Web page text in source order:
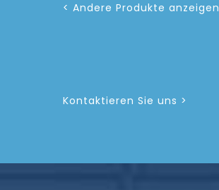
< Andere Produkte anzeigen
Kontaktieren Sie uns >